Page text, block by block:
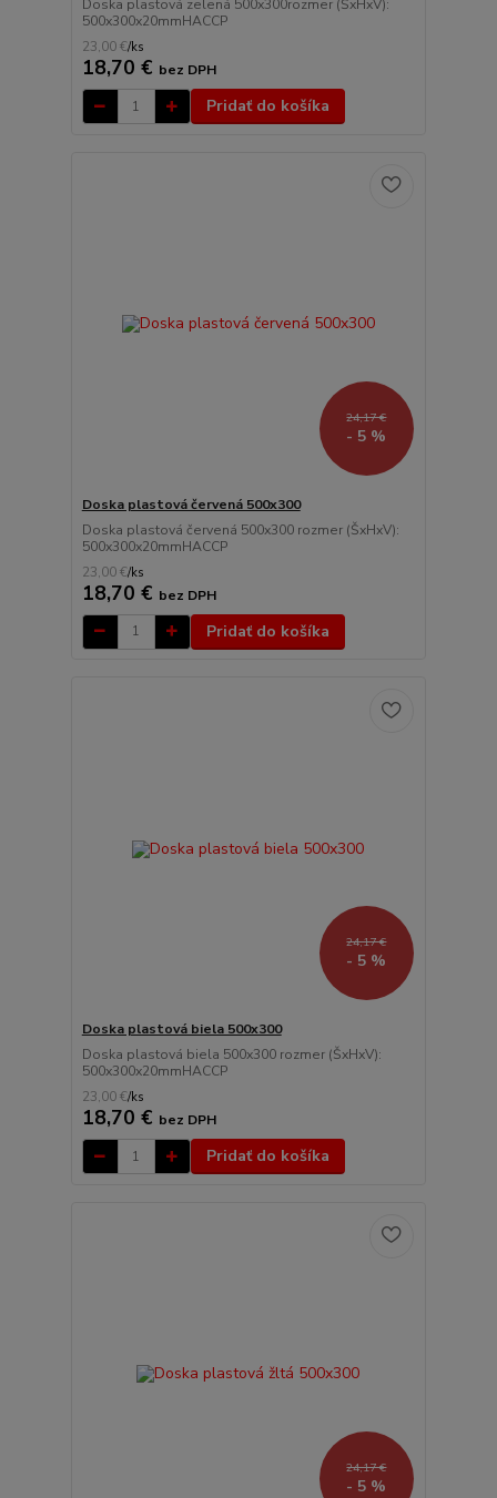
Doska plastová zelená 500x300rozmer (ŠxHxV):
500x300x20mmHACCP
23,00 €/ks
18,70 € bez DPH
Pridať do košíka
24,17 €
- 5 %
Doska plastová červená 500x300
Doska plastová červená 500x300 rozmer (ŠxHxV):
500x300x20mmHACCP
23,00 €/ks
18,70 € bez DPH
Pridať do košíka
24,17 €
- 5 %
Doska plastová biela 500x300
Doska plastová biela 500x300 rozmer (ŠxHxV):
500x300x20mmHACCP
23,00 €/ks
18,70 € bez DPH
Pridať do košíka
24,17 €
- 5 %